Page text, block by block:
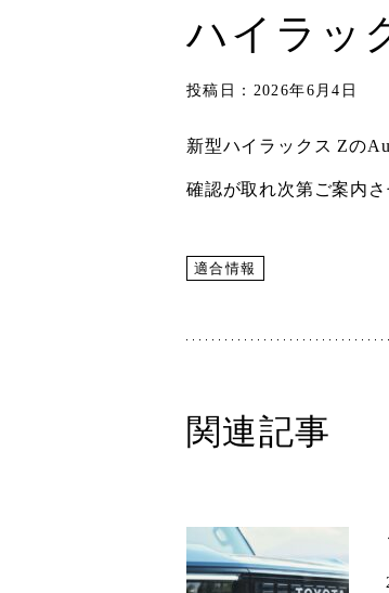
ハイラッ
投稿日：2026年6月4日
新型ハイラックス Zの
確認が取れ次第ご案内さ
適合情報
関連記事